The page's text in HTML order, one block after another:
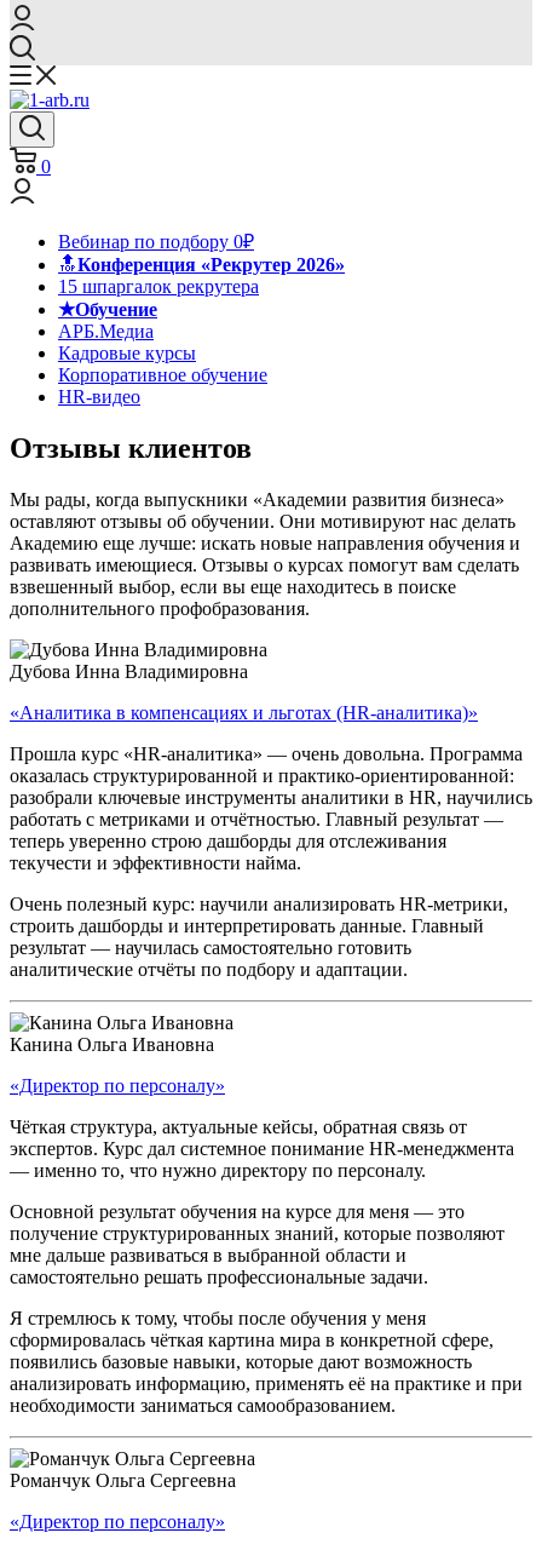
0
Вебинар по подбору 0₽
🔝Конференция «Рекрутер 2026»
15 шпаргалок рекрутера
★Обучение
АРБ.Медиа
Кадровые курсы
Корпоративное обучение
HR-видео
Отзывы клиентов
Мы рады, когда выпускники «Академии развития бизнеса»
оставляют отзывы об обучении. Они мотивируют нас делать
Академию еще лучше: искать новые направления обучения и
развивать имеющиеся. Отзывы о курсах помогут вам сделать
взвешенный выбор, если вы еще находитесь в поиске
дополнительного профобразования.
Дубова Инна Владимировна
«Аналитика в компенсациях и льготах (HR-аналитика)»
Прошла курс «HR-аналитика» — очень довольна. Программа
оказалась структурированной и практико‑ориентированной:
разобрали ключевые инструменты аналитики в HR, научились
работать с метриками и отчётностью. Главный результат —
теперь уверенно строю дашборды для отслеживания
текучести и эффективности найма.
Очень полезный курс: научили анализировать HR‑метрики,
строить дашборды и интерпретировать данные. Главный
результат — научилась самостоятельно готовить
аналитические отчёты по подбору и адаптации.
Канина Ольга Ивановна
«Директор по персоналу»
Чёткая структура, актуальные кейсы, обратная связь от
экспертов. Курс дал системное понимание HR‑менеджмента
— именно то, что нужно директору по персоналу.
Основной результат обучения на курсе для меня — это
получение структурированных знаний, которые позволяют
мне дальше развиваться в выбранной области и
самостоятельно решать профессиональные задачи.
Я стремлюсь к тому, чтобы после обучения у меня
сформировалась чёткая картина мира в конкретной сфере,
появились базовые навыки, которые дают возможность
анализировать информацию, применять её на практике и при
необходимости заниматься самообразованием.
Романчук Ольга Сергеевна
«Директор по персоналу»